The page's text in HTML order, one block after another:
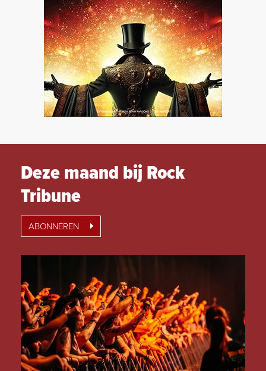
Deze maand bij Rock
Tribune
ABONNEREN